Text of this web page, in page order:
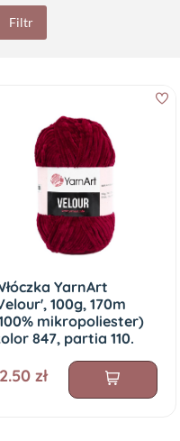
Filtr
YarnArt
100g, 170m
mikropoliester)
847, partia 110.
zł